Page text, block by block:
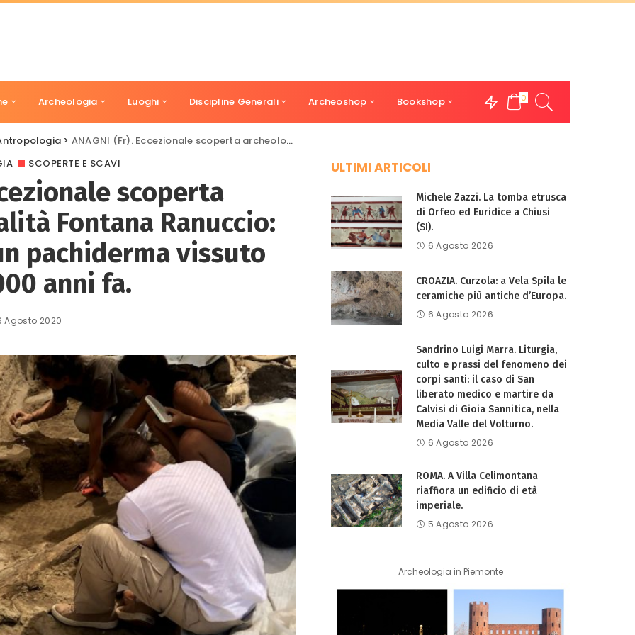
Archeologia Luoghi Discipline Generali Archeoshop Bookshop 0
> ANAGNI (Fr). Eccezionale scoperta archeologica in località Fontana Ranuccio: rinvenuti resti di un pachiderma vissuto 3/400.000 anni fa.
SCOPERTE E SCAVI
scoperta
Fontana Ranuccio:
pachiderma vissuto
anni fa.
Agosto 2020
ULTIMI ARTICOLI
Michele Zazzi. La tomba etrusca
di Orfeo ed Euridice a Chiusi
(SI).
6 Agosto 2026
CROAZIA. Curzola: a Vela Spila le
ceramiche più antiche d’Europa.
6 Agosto 2026
Sandrino Luigi Marra. Liturgia,
culto e prassi del fenomeno dei
corpi santi: il caso di San
liberato medico e martire da
Calvisi di Gioia Sannitica, nella
Media Valle del Volturno.
6 Agosto 2026
ROMA. A Villa Celimontana
riaffiora un edificio di età
imperiale.
5 Agosto 2026
Archeologia in Piemonte